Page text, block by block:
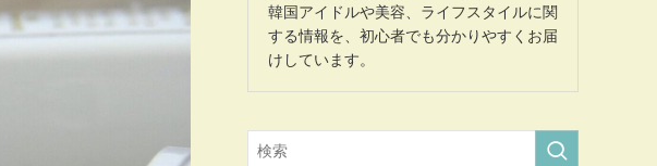
韓国アイドルや美容、ライフスタイルに関
する情報を、初心者でも分かりやすくお届
けしています。